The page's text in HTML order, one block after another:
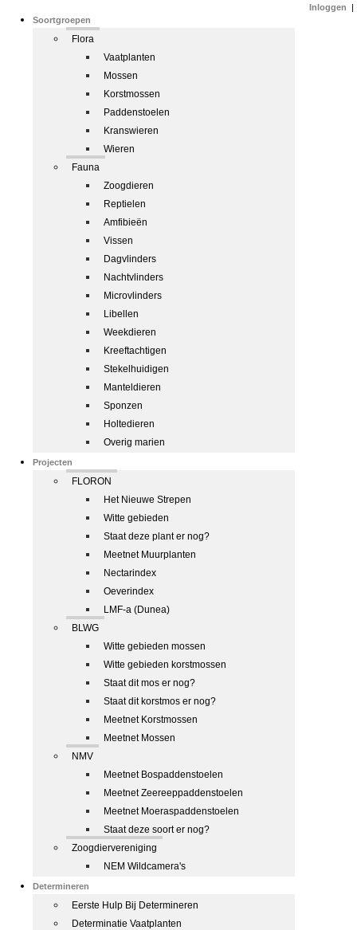
Soortgroepen
Flora
Vaatplanten
Mossen
Korstmossen
Paddenstoelen
Kranswieren
Wieren
Fauna
Zoogdieren
Reptielen
Amfibieën
Vissen
Dagvlinders
Nachtvlinders
Microvlinders
Libellen
Weekdieren
Kreeftachtigen
Stekelhuidigen
Manteldieren
Sponzen
Holtedieren
Overig marien
Projecten
FLORON
Het Nieuwe Strepen
Witte gebieden
Staat deze plant er nog?
Meetnet Muurplanten
Nectarindex
Oeverindex
LMF-a (Dunea)
BLWG
Witte gebieden mossen
Witte gebieden korstmossen
Staat dit mos er nog?
Staat dit korstmos er nog?
Meetnet Korstmossen
Meetnet Mossen
NMV
Meetnet Bospaddenstoelen
Meetnet Zeereeppaddenstoelen
Meetnet Moeraspaddenstoelen
Staat deze soort er nog?
Zoogdiervereniging
NEM Wildcamera's
Determineren
Eerste Hulp Bij Determineren
Determinatie Vaatplanten
Inloggen |